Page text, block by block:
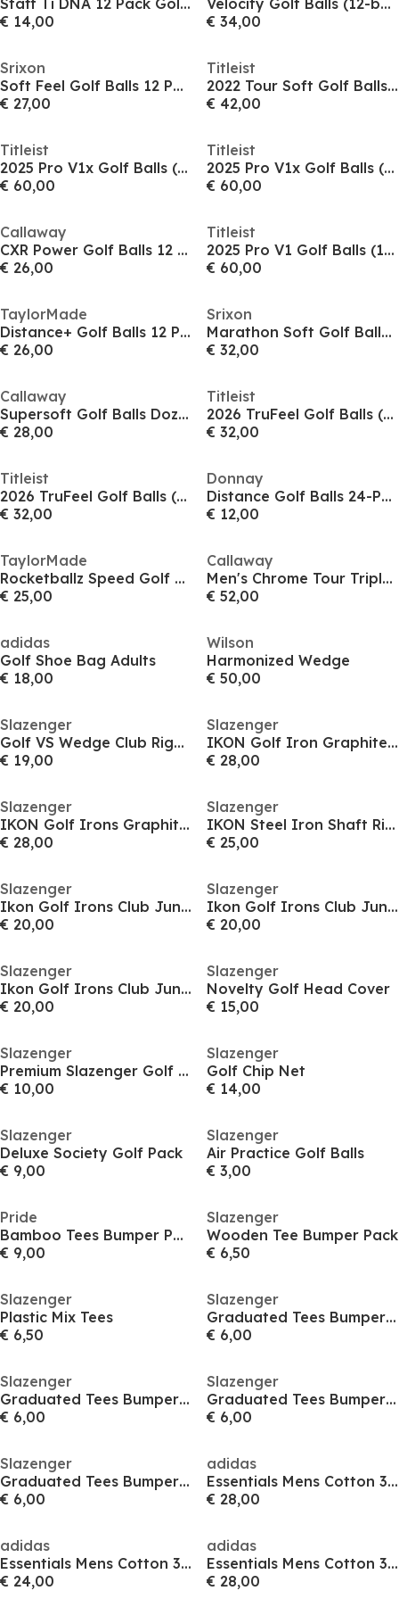
Staff Ti DNA 12 Pack Golf Balls
€ 14,00
Velocity Golf Balls (12-ball pack)
€ 34,00
Srixon
Soft Feel Golf Balls 12 Pack
€ 27,00
Titleist
2022 Tour Soft Golf Balls (12-ball pack)
€ 42,00
Titleist
2025 Pro V1x Golf Balls (12-ball pack)
€ 60,00
Titleist
2025 Pro V1x Golf Balls (12-ball pack)
€ 60,00
Callaway
CXR Power Golf Balls 12 Pack
€ 26,00
Titleist
2025 Pro V1 Golf Balls (12-ball pack)
€ 60,00
TaylorMade
Distance+ Golf Balls 12 Pack
€ 26,00
Srixon
Marathon Soft Golf Balls 24 Pack
€ 32,00
Callaway
Supersoft Golf Balls Dozen Balls
€ 28,00
Titleist
2026 TruFeel Golf Balls (12-ball pack)
€ 32,00
Titleist
2026 TruFeel Golf Balls (12-ball pack)
€ 32,00
Donnay
Distance Golf Balls 24-Pack
€ 12,00
TaylorMade
Rocketballz Speed Golf Balls
€ 25,00
Callaway
Men's Chrome Tour Triple Track Golf Balls
€ 52,00
adidas
Golf Shoe Bag Adults
€ 18,00
Wilson
Harmonized Wedge
€ 50,00
Slazenger
Golf VS Wedge Club Right Hand
€ 19,00
Slazenger
IKON Golf Iron Graphite Shaft Club Womens
€ 28,00
Slazenger
IKON Golf Irons Graphite Shaft Club Mens
€ 28,00
Slazenger
IKON Steel Iron Shaft Right Hand & Left Hand Golf Club Mens
€ 25,00
Slazenger
Ikon Golf Irons Club Junior
€ 20,00
Slazenger
Ikon Golf Irons Club Junior
€ 20,00
Slazenger
Ikon Golf Irons Club Junior
€ 20,00
Slazenger
Novelty Golf Head Cover
€ 15,00
Slazenger
Premium Slazenger Golf Iron Covers Set
€ 10,00
Slazenger
Golf Chip Net
€ 14,00
Slazenger
Deluxe Society Golf Pack
€ 9,00
Slazenger
Air Practice Golf Balls
€ 3,00
Pride
Bamboo Tees Bumper Pack
€ 9,00
Slazenger
Wooden Tee Bumper Pack
€ 6,50
Slazenger
Plastic Mix Tees
€ 6,50
Slazenger
Graduated Tees Bumper Pack
€ 6,00
Slazenger
Graduated Tees Bumper Pack
€ 6,00
Slazenger
Graduated Tees Bumper Pack
€ 6,00
Slazenger
Graduated Tees Bumper Pack
€ 6,00
adidas
Essentials Mens Cotton 3-Stripes Polo Shirt
€ 28,00
adidas
Essentials Mens Cotton 3-Stripes Polo Shirt
€ 24,00
adidas
Essentials Mens Cotton 3-Stripes Polo Shirt
€ 28,00